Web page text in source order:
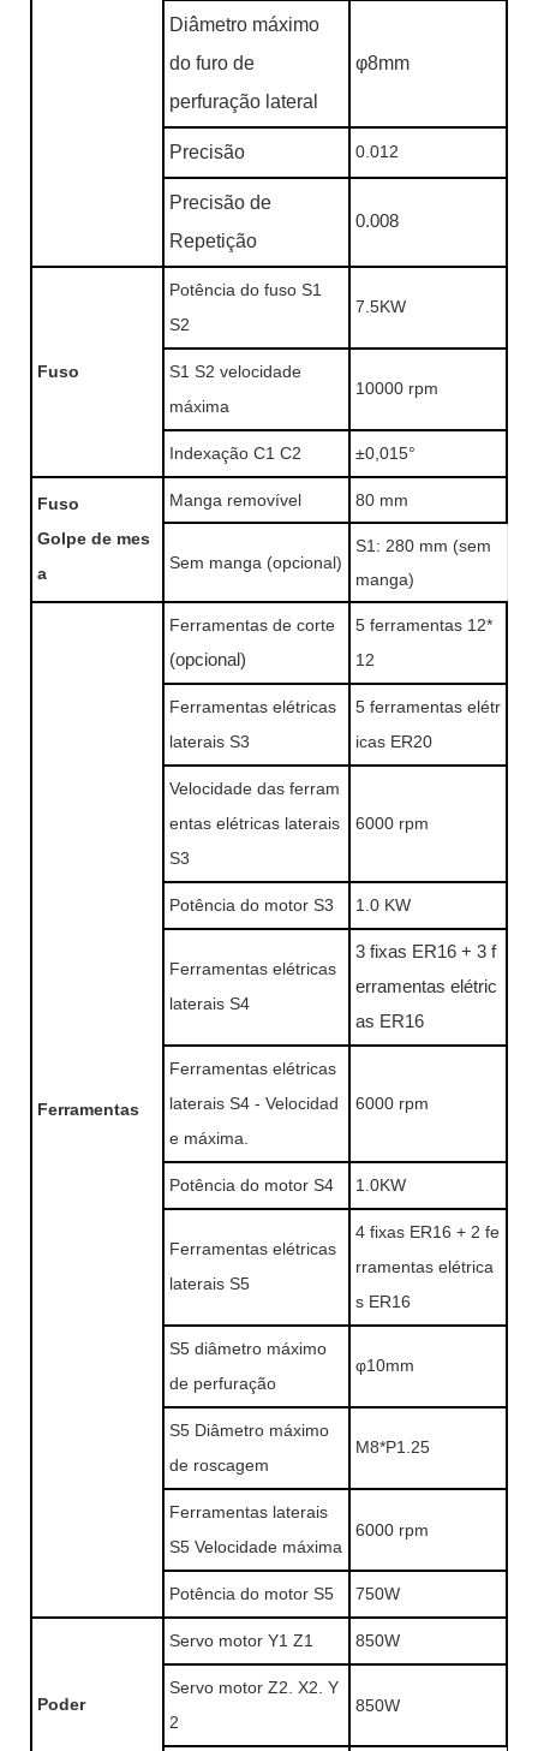
Diâmetro máximo
do furo de
perfuração lateral
φ8mm
Precisão 0.012
Precisão de
Repetição
0.008
Fuso
Potência do fuso S1
S2
7.5KW
S1 S2 velocidade
máxima
10000 rpm
Indexação C1 C2 ±0,015°
Fuso
Golpe de mes
a
Manga removível 80 mm
Sem manga (opcional)
S1: 280 mm (sem
manga)
Ferramentas
Ferramentas de corte
(opcional)
5 ferramentas 12*
12
Ferramentas elétricas
laterais S3
5 ferramentas elétr
icas ER20
Velocidade das ferram
entas elétricas laterais
S3
6000 rpm
Potência do motor S3 1.0 KW
Ferramentas elétricas
laterais S4
3 fixas ER16 + 3 f
erramentas elétric
as ER16
Ferramentas elétricas
laterais S4 - Velocidad
e máxima.
6000 rpm
Potência do motor S4 1.0KW
Ferramentas elétricas
laterais S5
4 fixas ER16 + 2 fe
rramentas elétrica
s ER16
S5 diâmetro máximo
de perfuração
φ10mm
S5 Diâmetro máximo
de roscagem
M8*P1.25
Ferramentas laterais
S5 Velocidade máxima
6000 rpm
Potência do motor S5 750W
Poder
Servo motor Y1 Z1 850W
Servo motor Z2. X2. Y
2
850W